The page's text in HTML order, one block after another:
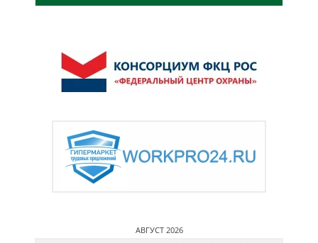
АВГУСТ 2026